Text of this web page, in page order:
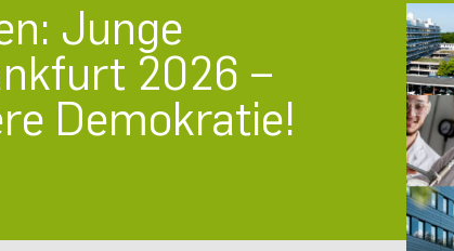
Junge
2026 –
Demokratie!